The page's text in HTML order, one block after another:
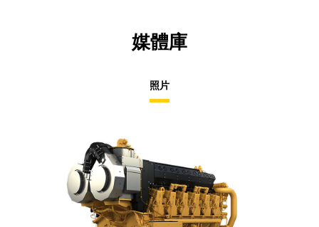
媒體庫
照片